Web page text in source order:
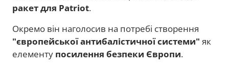
ракет для Patriot.
Окремо він наголосив на потребі створення
"європейської антибалістичної системи" як
елементу посилення безпеки Європи.